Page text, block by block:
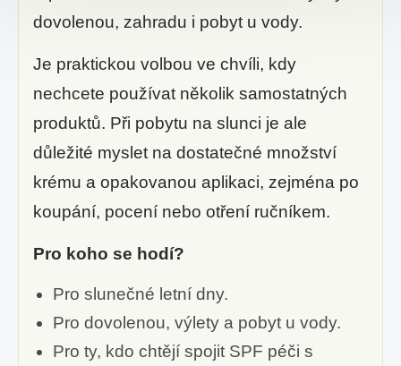
dovolenou, zahradu i pobyt u vody.
Je praktickou volbou ve chvíli, kdy
nechcete používat několik samostatných
produktů. Při pobytu na slunci je ale
důležité myslet na dostatečné množství
krému a opakovanou aplikaci, zejména po
koupání, pocení nebo otření ručníkem.
Pro koho se hodí?
Pro slunečné letní dny.
Pro dovolenou, výlety a pobyt u vody.
Pro ty, kdo chtějí spojit SPF péči s